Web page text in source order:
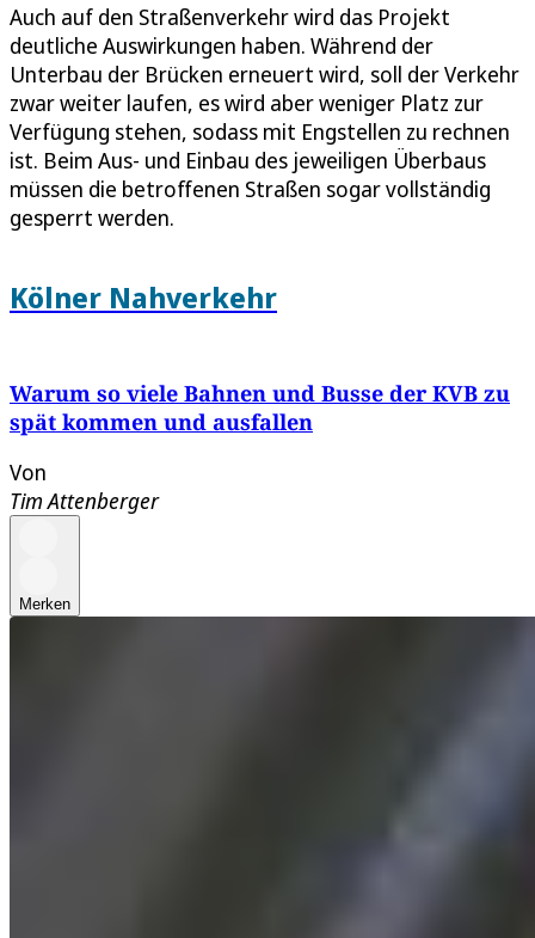
Auch auf den Straßenverkehr wird das Projekt
deutliche Auswirkungen haben. Während der
Unterbau der Brücken erneuert wird, soll der Verkehr
zwar weiter laufen, es wird aber weniger Platz zur
Verfügung stehen, sodass mit Engstellen zu rechnen
ist. Beim Aus- und Einbau des jeweiligen Überbaus
müssen die betroffenen Straßen sogar vollständig
gesperrt werden.
Kölner Nahverkehr
Warum so viele Bahnen und Busse der KVB zu
spät kommen und ausfallen
Von
Tim Attenberger
Merken